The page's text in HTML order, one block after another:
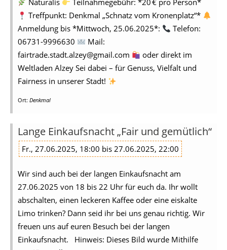
Naturalis
Teilnahmegebühr: *20 € pro Person*
Treffpunkt: Denkmal „Schnatz vom Kronenplatz“*
Anmeldung bis *Mittwoch, 25.06.2025*:
Telefon:
06731-9996630
Mail:
fairtrade.stadt.alzey@gmail.com
oder direkt im
Weltladen Alzey Sei dabei – für Genuss, Vielfalt und
Fairness in unserer Stadt!
Ort: Denkmal
Lange Einkaufsnacht „Fair und gemütlich“
Fr., 27.06.2025, 18:00 bis 27.06.2025, 22:00
Wir sind auch bei der langen Einkaufsnacht am
27.06.2025 von 18 bis 22 Uhr für euch da. Ihr wollt
abschalten, einen leckeren Kaffee oder eine eiskalte
Limo trinken? Dann seid ihr bei uns genau richtig. Wir
freuen uns auf euren Besuch bei der langen
Einkaufsnacht. Hinweis: Dieses Bild wurde Mithilfe